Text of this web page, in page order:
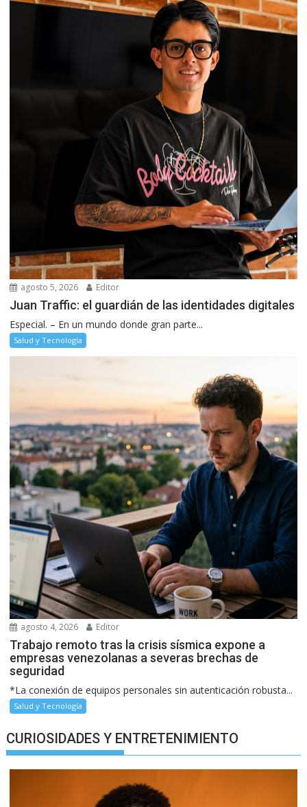
agosto 5, 2026 Editor
Juan Traffic: el guardián de las identidades digitales
Especial. – En un mundo donde gran parte...
Salud y Tecnología
agosto 4, 2026 Editor
Trabajo remoto tras la crisis sísmica expone a
empresas venezolanas a severas brechas de
seguridad
*La conexión de equipos personales sin autenticación robusta...
Salud y Tecnología
CURIOSIDADES Y ENTRETENIMIENTO